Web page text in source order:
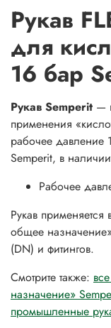
Рукав
для
16 бар
Рукав Semperit —
применения
рабочее давление
Semperit, в
Рабочее
Рукав применяется
общее
(DN) и фитингов.
Смотрите также:
назначение»
промышленные